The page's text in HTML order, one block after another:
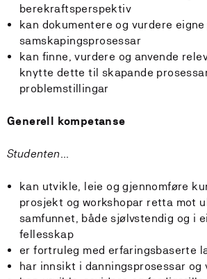
berekraftsperspektiv
kan dokumentere og vurdere
samskapingsprosessar
kan finne, vurdere og anvende
knytte dette til skapande
problemstillingar
Generell kompetanse
Studenten...
kan utvikle, leie og gjennomføre
prosjekt og workshopar retta mot
samfunnet, både sjølvstendig og i
fellesskap
er fortruleg med erfaringsbaserte
har innsikt i danningsprosessar og